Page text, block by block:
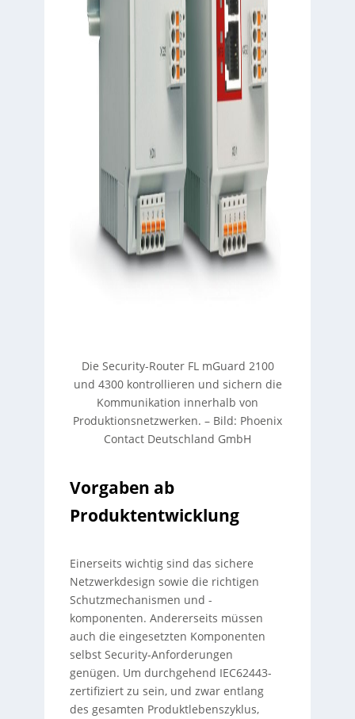
Die Security-Router FL mGuard 2100
und 4300 kontrollieren und sichern die
Kommunikation innerhalb von
Produktionsnetzwerken. – Bild: Phoenix
Contact Deutschland GmbH
Vorgaben ab
Produktentwicklung
Einerseits wichtig sind das sichere
Netzwerkdesign sowie die richtigen
Schutzmechanismen und -
komponenten. Andererseits müssen
auch die eingesetzten Komponenten
selbst Security-Anforderungen
genügen. Um durchgehend IEC62443-
zertifiziert zu sein, und zwar entlang
des gesamten Produktlebenszyklus,